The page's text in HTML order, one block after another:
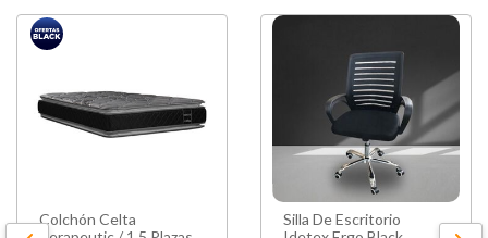
Colchón Celta
Silla De Escritorio